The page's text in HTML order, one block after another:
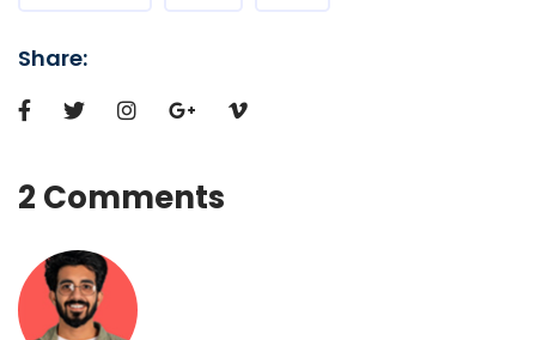
Share:
2 Comments